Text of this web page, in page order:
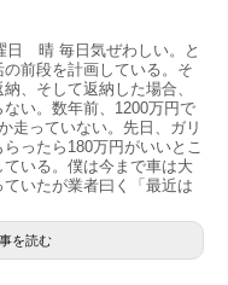
晴 毎日気ぜわしい。と
前段を計画している。そ
、そして返納した場合、
い。数年前、1200万円で
走っていない。先日、ガリ
ったら180万円がいいとこ
いる。僕は今まで車は大
いたが業者曰く「最近は
を読む